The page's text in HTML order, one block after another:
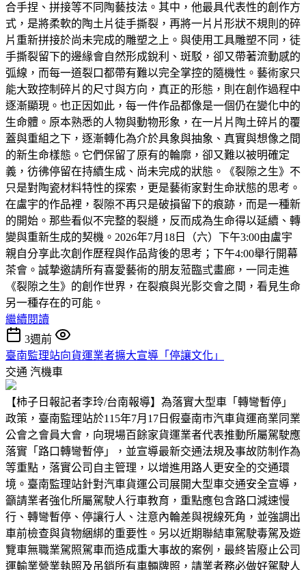
合手捏、拼接等不同陶藝技法。其中，他最具代表性的創作方
式，是將柔軟的陶土片徒手撕裂，再將一片片形狀不規則的碎
片重新拼接於尚未完成的雕塑之上。與使用工具雕塑不同，徒
手撕裂留下的邊緣會自然形成銳利、斑駁，卻又帶著流動感的
弧線，而每一道裂口都帶有難以完全掌控的隨機性。藝術家只
能大致控制碎片的尺寸與方向，真正的形態，則在創作過程中
逐漸顯現。也正因如此，每一件作品都像是一個仍在變化中的
生命體。原本熟悉的人物與動物形象，在一片片陶土碎片的覆
蓋與重組之下，逐漸轉化為介於具象與抽象、真實與想像之間
的新生命樣態。它們保留了原有的輪廓，卻又難以被明確定
義，彷彿停留在持續生成、尚未完成的狀態。《裂隙之生》不
只是對陶瓷材料特性的探索，更是藝術家對生命狀態的思考。
在盧宇的作品裡，裂隙不再只是破損留下的痕跡，而是一種新
的開始。那些看似不完整的裂縫，反而成為生命得以延續、轉
變與重新生成的契機。2026年7月18日（六）下午3:00由盧宇
親自分享此次創作歷程與作品背後的思考；下午4:00舉行開幕
茶會。誠摯邀請所有喜愛藝術的朋友蒞臨弎畫廊，一同走進
《裂隙之生》的創作世界，在裂痕與光影交會之間，看見生命
另一種存在的可能。
繼續閱讀
3週前
臺南監理站向貨運業者擴大宣導「停讓文化」
交通 汽機車
【柿子日報記者李玲/台南報導】為落實大型車「轉彎暫停」
政策，臺南監理站於115年7月17日假臺南市汽車貨運商業同業
公會之會員大會，向現場百餘家貨運業者代表推動所屬駕駛應
落實「路口轉彎暫停」，並宣導最新交通法規及事故防制作為
等重點，落實公司自主管理，以增進用路人更安全的交通環
境。臺南監理站針對汽車貨運公司展開大型車交通安全宣導，
籲請業者強化所屬駕駛人行車教育，重點應包含路口減速慢
行、轉彎暫停、停讓行人、注意內輪差與視線死角，並強調出
車前檢查與貨物綑綁的重要性。另以近期聯結車駕駛毒駕及遊
覽車無職業駕照駕車而造成重大事故的案例，最終皆廢止公司
運輸業營業執照及吊銷所有車輛牌照，請業者務必做好駕駛人